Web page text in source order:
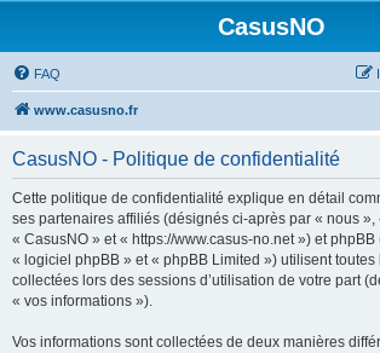
CasusNO
FAQ
www.casusno.fr
CasusNO - Politique de confidentialité
Cette politique de confidentialité explique en détail
ses partenaires affiliés (désignés ci-après par « nous »,
« CasusNO » et « https://www.casus-no.net ») et
« logiciel phpBB » et « phpBB Limited ») utilisent
collectées lors des sessions d’utilisation de votre part
« vos informations »).
Vos informations sont collectées de deux manières